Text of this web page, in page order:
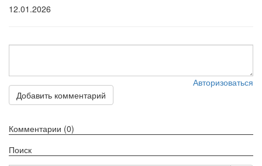
12.01.2026
Авторизоваться
Добавить комментарий
Комментарии (0)
Поиск